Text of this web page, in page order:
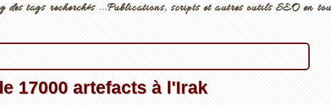
des tags recherchés ...Publications, scripts et autres outils SEO en
17000 artefacts à l'Irak